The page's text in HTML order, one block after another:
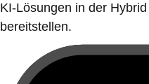
KI-Lösungen in der
bereitstellen.